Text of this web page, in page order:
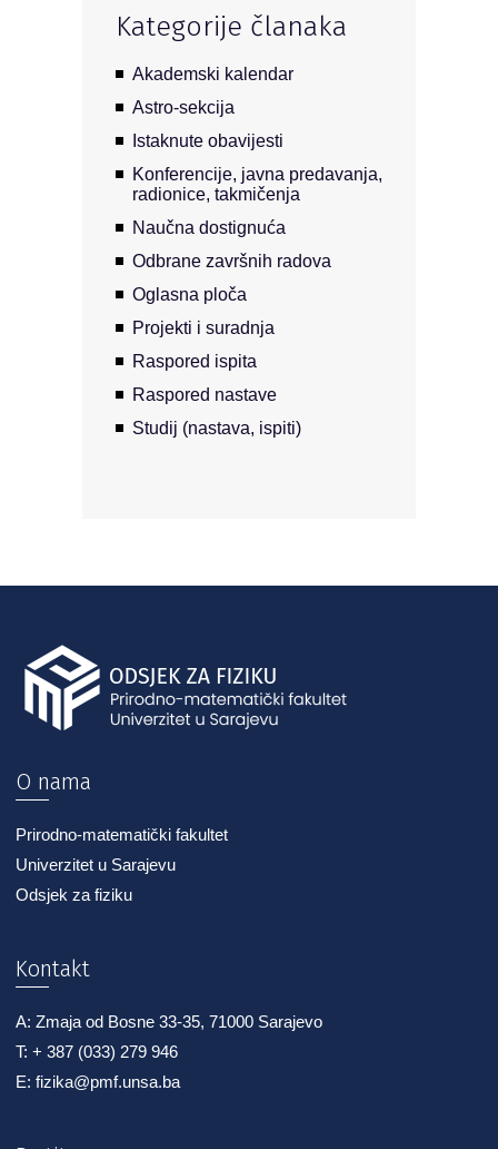
Kategorije članaka
Akademski kalendar
Astro-sekcija
Istaknute obavijesti
Konferencije, javna predavanja,
radionice, takmičenja
Naučna dostignuća
Odbrane završnih radova
Oglasna ploča
Projekti i suradnja
Raspored ispita
Raspored nastave
Studij (nastava, ispiti)
O nama
Prirodno-matematički fakultet
Univerzitet u Sarajevu
Odsjek za fiziku
Kontakt
A: Zmaja od Bosne 33-35, 71000 Sarajevo
T: + 387 (033) 279 946
E: fizika@pmf.unsa.ba